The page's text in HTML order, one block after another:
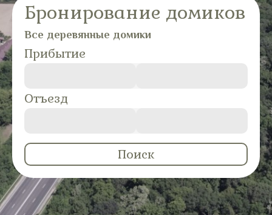
Бронирование домиков
Все деревянные домики
Прибытие
Отъезд
Поиск